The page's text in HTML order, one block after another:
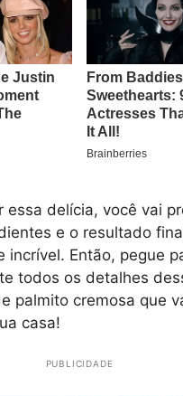
essa delícia, você vai
e o resultado
incrível. Então, pegue
todos os detalhes
palmito cremosa que
casa!
PUBLICIDADE